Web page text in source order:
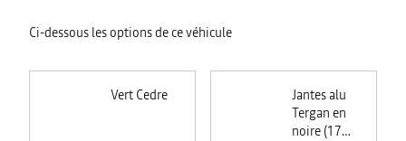
Ci-dessous les options de ce véhicule
Vert Cedre
Jantes alu
Tergan en
noire (17